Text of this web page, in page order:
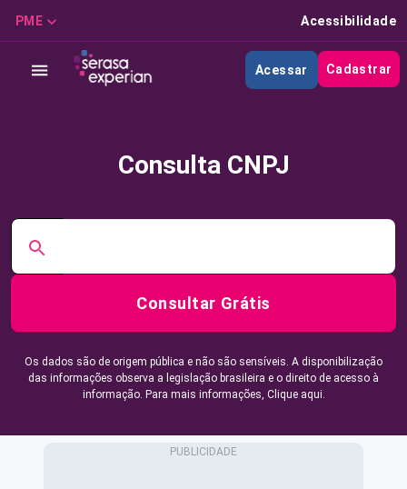
PME Acessibilidade
Acessar Cadastrar
Consulta CNPJ
Consultar Grátis
Os dados são de origem pública e não são sensíveis. A disponibilização
das informações observa a legislação brasileira e o direito de acesso à
informação. Para mais informações, Clique aqui.